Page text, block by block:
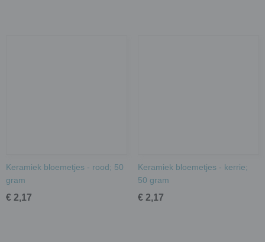
Keramiek bloemetjes - rood; 50
gram
€ 2,17
Keramiek bloemetjes - kerrie;
50 gram
€ 2,17